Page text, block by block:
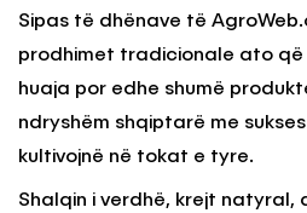
Sipas të dhënave të
prodhimet tradicionale ato
huaja por edhe shumë
ndryshëm shqiptarë me
kultivojnë në tokat e tyre.
Shalqin i verdhë, krejt